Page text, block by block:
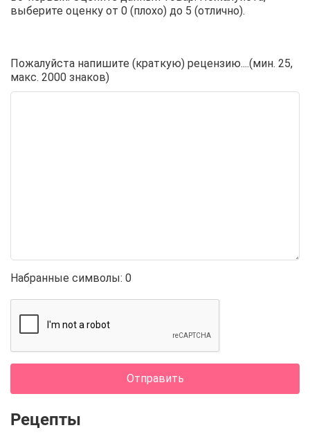
выберите оценку от 0 (плохо) до 5 (отлично).
Пожалуйста напишите (краткую) рецензию....(мин. 25,
макс. 2000 знаков)
Набранные символы: 0
Отправить